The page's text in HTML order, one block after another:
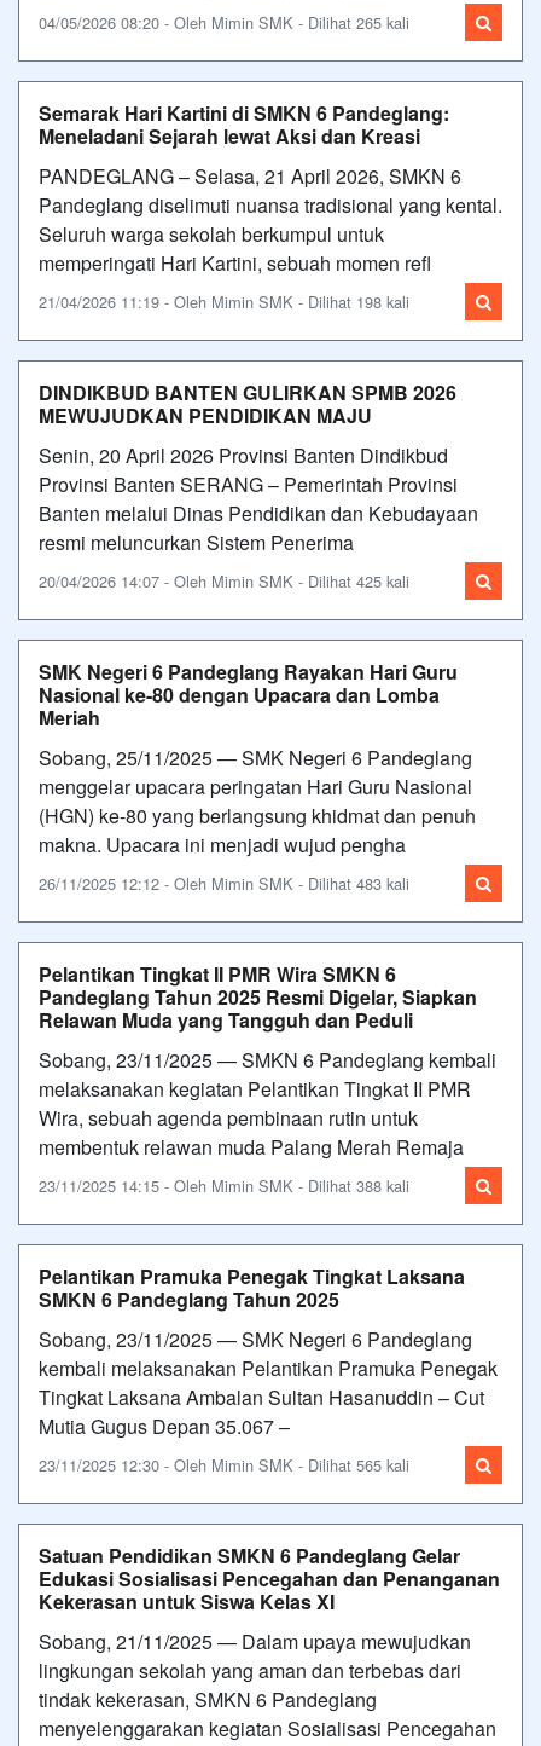
04/05/2026 08:20 - Oleh Mimin SMK - Dilihat 265 kali
Semarak Hari Kartini di SMKN 6 Pandeglang:
Meneladani Sejarah lewat Aksi dan Kreasi
PANDEGLANG – Selasa, 21 April 2026, SMKN 6
Pandeglang diselimuti nuansa tradisional yang kental.
Seluruh warga sekolah berkumpul untuk
memperingati Hari Kartini, sebuah momen refl
21/04/2026 11:19 - Oleh Mimin SMK - Dilihat 198 kali
DINDIKBUD BANTEN GULIRKAN SPMB 2026
MEWUJUDKAN PENDIDIKAN MAJU
Senin, 20 April 2026 Provinsi Banten Dindikbud
Provinsi Banten SERANG – Pemerintah Provinsi
Banten melalui Dinas Pendidikan dan Kebudayaan
resmi meluncurkan Sistem Penerima
20/04/2026 14:07 - Oleh Mimin SMK - Dilihat 425 kali
SMK Negeri 6 Pandeglang Rayakan Hari Guru
Nasional ke-80 dengan Upacara dan Lomba
Meriah
Sobang, 25/11/2025 — SMK Negeri 6 Pandeglang
menggelar upacara peringatan Hari Guru Nasional
(HGN) ke-80 yang berlangsung khidmat dan penuh
makna. Upacara ini menjadi wujud pengha
26/11/2025 12:12 - Oleh Mimin SMK - Dilihat 483 kali
Pelantikan Tingkat II PMR Wira SMKN 6
Pandeglang Tahun 2025 Resmi Digelar, Siapkan
Relawan Muda yang Tangguh dan Peduli
Sobang, 23/11/2025 — SMKN 6 Pandeglang kembali
melaksanakan kegiatan Pelantikan Tingkat II PMR
Wira, sebuah agenda pembinaan rutin untuk
membentuk relawan muda Palang Merah Remaja
23/11/2025 14:15 - Oleh Mimin SMK - Dilihat 388 kali
Pelantikan Pramuka Penegak Tingkat Laksana
SMKN 6 Pandeglang Tahun 2025
Sobang, 23/11/2025 — SMK Negeri 6 Pandeglang
kembali melaksanakan Pelantikan Pramuka Penegak
Tingkat Laksana Ambalan Sultan Hasanuddin – Cut
Mutia Gugus Depan 35.067 –
23/11/2025 12:30 - Oleh Mimin SMK - Dilihat 565 kali
Satuan Pendidikan SMKN 6 Pandeglang Gelar
Edukasi Sosialisasi Pencegahan dan Penanganan
Kekerasan untuk Siswa Kelas XI
Sobang, 21/11/2025 — Dalam upaya mewujudkan
lingkungan sekolah yang aman dan terbebas dari
tindak kekerasan, SMKN 6 Pandeglang
menyelenggarakan kegiatan Sosialisasi Pencegahan